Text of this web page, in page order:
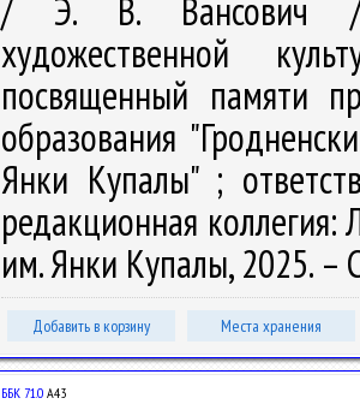
/ Э. В. Вансович //
художественной
посвященный памяти
образования
Янки Купалы" ;
редакционная коллегия:
им. Янки Купалы, 2025. –
Добавить в корзину Места хранения
ББК 71.0 А43